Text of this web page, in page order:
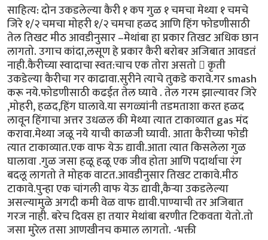
साहित्य: दोन उकडलेल्या कैरी १ कप गुळ १ चमचा मेथ्या १ चमचे
जिरे १/२ चमचा मोहरी १/२ चमचा हळद आणि हिंग फोडणीसाठी
तेल तिखट मीठ आवडीनुसार –मेथांबा हा प्रकार तिखट अधिक छान
लागतो. उगाच कांदा,लसूण हे प्रकार कैरी बरोबर अजिबात आवडतं
नाही.कैरीच्या स्वादाचा स्वत:चाच एक तोरा असतो  कृती
उकडेल्या कैरीचा गर काढावा.सुरीने त्याचे तुकडे करावे.गर smash
करू नये.फोडणीसाठी कढईत तेल घ्यावे . तेल गरम झाल्यावर जिरे
,मोहरी, हळद,हिंग घालावे.या सगळ्यांनी तडमताशा करत हळद
लावून हिंगाचा अत्तर उधळल की मेथ्या त्यात टाकाव्यात gas मंद
करावा.मेथ्या जळू नये याची काळजी घ्यावी. आता कैरीच्या फोडी
त्यात टाकाव्यात.एक वाफ येऊ द्यावी.आता त्यात किसलेला गुळ
घालावा .गुळ जसा हळू हळू एक जीव होता आणि पदार्थाचा रंग
बदलू लागतो ते मोहक वाटत.आवडीनुसार तिखट टाकावे.मीठ
टाकावे.पुन्हा एक चांगली वाफ येऊ द्यावी,कैऱ्या उकडलेल्या
असल्यामुळे अगदी कमी वेळ वाफ द्यावी.पाण्याची तर अजिबात
गरज नाही. बरेच दिवस हा तयार मेथांबा बरणीत टिकवता येतो.तो
जसा मुरेल तसा आणखीनच कमाल लागतो. -भक्ती